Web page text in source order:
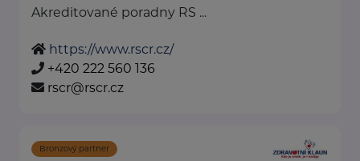
Akreditované poradny RS ...
https://www.rscr.cz/
+420 222 560 136
rscr@rscr.cz
Bronzový partner